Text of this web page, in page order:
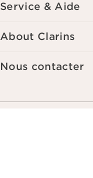
Service & Aide
About Clarins
Nous contacter